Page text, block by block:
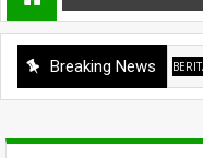
Breaking News
BERITA